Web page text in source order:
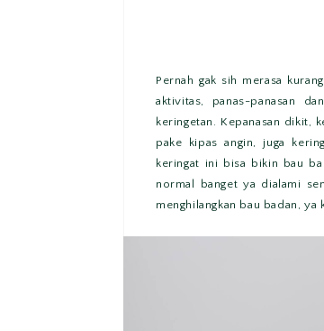
Pernah gak sih merasa
aktivitas, panas-panasan
keringetan. Kepanasan dikit,
pake kipas angin, juga
keringat ini bisa bikin bau
normal banget ya dialami
menghilangkan bau badan, ya